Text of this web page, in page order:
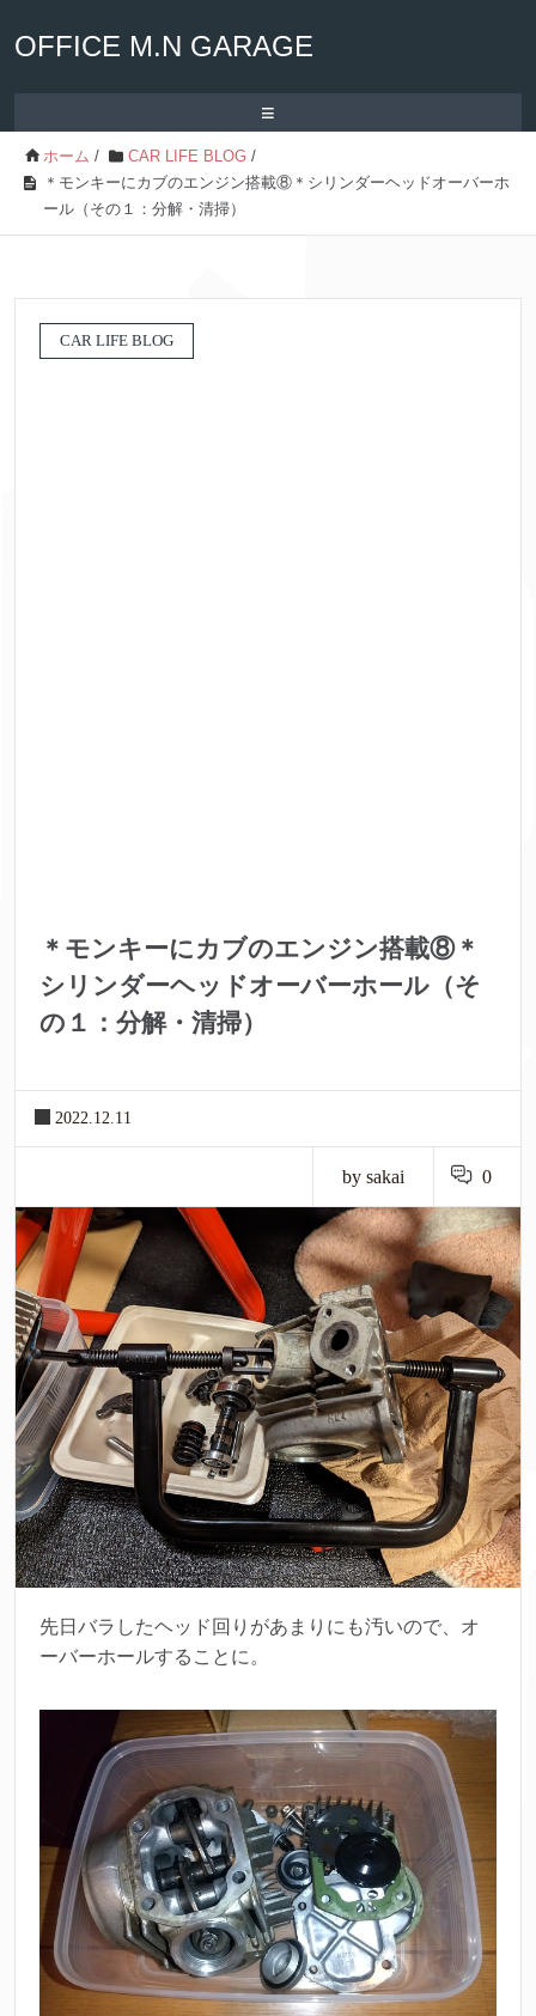
OFFICE M.N GARAGE
≡
ホーム / CAR LIFE BLOG /
＊モンキーにカブのエンジン搭載⑧＊シリンダーヘッドオーバーホ
ール（その１：分解・清掃）
CAR LIFE BLOG
＊モンキーにカブのエンジン搭載⑧＊
シリンダーヘッドオーバーホール（そ
の１：分解・清掃）
2022.12.11
by sakai 0
先日バラしたヘッド回りがあまりにも汚いので、オ
ーバーホールすることに。